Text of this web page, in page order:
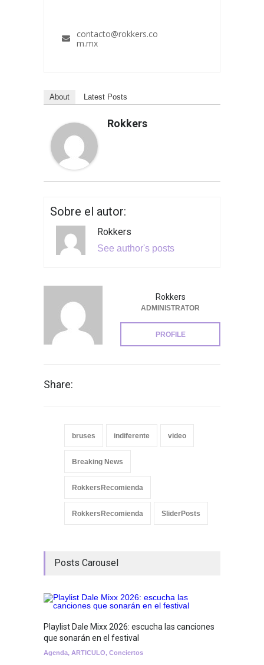
contacto@rokkers.co
m.mx
About Latest Posts
Rokkers
Sobre el autor:
Rokkers
See author's posts
Rokkers
ADMINISTRATOR
PROFILE
Share:
bruses indiferente video
Breaking News
RokkersRecomienda
RokkersRecomienda SliderPosts
Posts Carousel
Playlist Dale Mixx 2026: escucha las canciones
que sonarán en el festival
Agenda, ARTICULO, Conciertos